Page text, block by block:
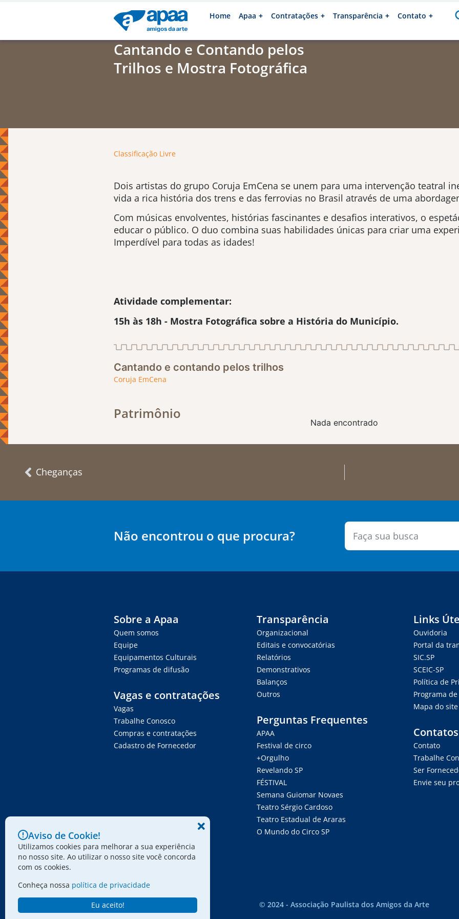
Home Apaa Contratações Transparência Contato
Cantando e Contando pelos
Trilhos e Mostra Fotográfica
Classificação Livre
Dois artistas do grupo Coruja EmCena se unem para uma intervenção teatral
vida a rica história dos trens e das ferrovias no Brasil através de uma
Com músicas envolventes, histórias fascinantes e desafios interativos, o
educar o público. O duo combina suas habilidades únicas para criar uma
Imperdível para todas as idades!
Atividade complementar:
15h às 18h - Mostra Fotográfica sobre a História do Município.
Cantando e contando pelos trilhos
Coruja EmCena
Patrimônio
Nada encontrado
Cheganças
Não encontrou o que procura?
Sobre a Apaa
Quem somos
Equipe
Equipamentos Culturais
Programas de difusão
Vagas e contratações
Vagas
Trabalhe Conosco
Compras e contratações
Cadastro de Fornecedor
Transparência
Organizacional
Editais e convocatórias
Relatórios
Demonstrativos
Balanços
Outros
Perguntas Frequentes
APAA
Festival de circo
+Orgulho
Revelando SP
FÉSTIVAL
Semana Guiomar Novaes
Teatro Sérgio Cardoso
Teatro Estadual de Araras
O Mundo do Circo SP
Links
Ouvidoria
Portal da
SIC.SP
SCEIC-SP
Política de
Programa
Mapa do site
Contatos
Contato
Trabalhe
Ser
Envie seu
© 2024 - Associação Paulista dos Amigos da Arte
Aviso de Cookie!
Utilizamos cookies para melhorar a sua experiência
no nosso site. Ao utilizar o nosso site você concorda
com os cookies.
Conheça nossa política de privacidade
Eu aceito!